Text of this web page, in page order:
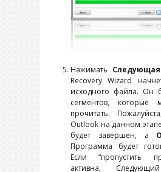
Нажимать Следующая
Recovery Wizard
исходного файла. Он
сегментов,
прочитать.
Outlook на данном
будет завершен, а
Программа будет
Если “пропустить
активна,